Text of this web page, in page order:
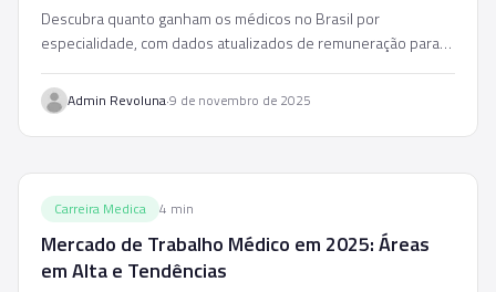
Descubra quanto ganham os médicos no Brasil por
especialidade, com dados atualizados de remuneração para
Admin Revoluna·9 de novembro de 2025
Carreira Medica 4 min
Mercado de Trabalho Médico em 2025: Áreas
em Alta e Tendências